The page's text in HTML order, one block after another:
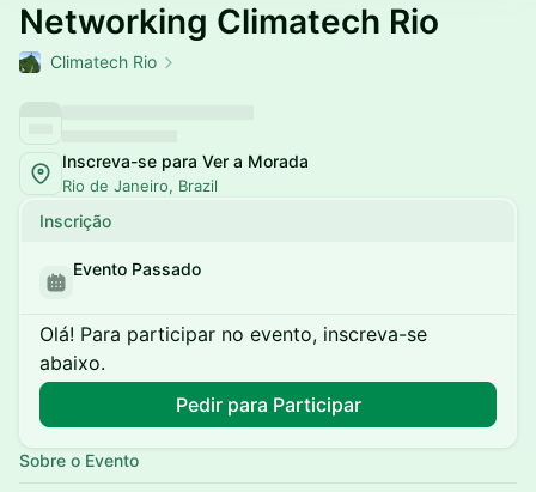
Networking Climatech Rio
Climatech Rio
Inscreva-se para Ver a Morada
Rio de Janeiro, Brazil
Inscrição
Evento Passado
Olá! Para participar no evento, inscreva-se
abaixo.
Pedir para Participar
Sobre o Evento